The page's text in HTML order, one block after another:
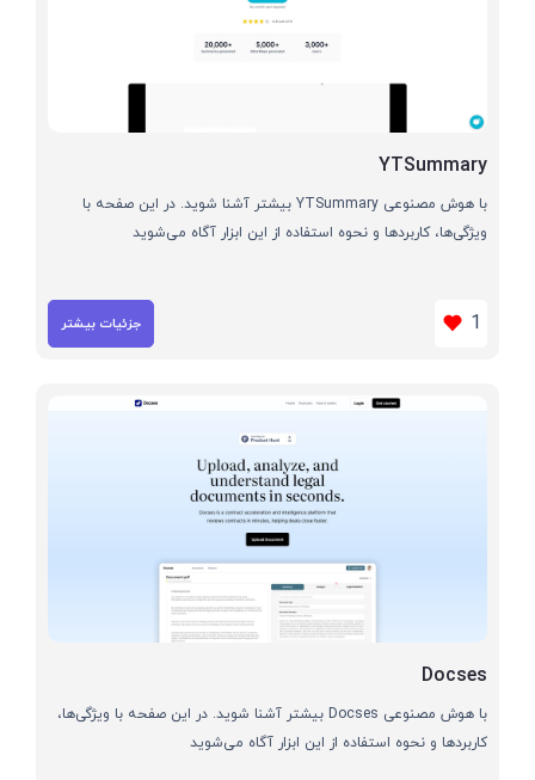
YTSummary
با هوش مصنوعی YTSummary بیشتر آشنا شوید. در این صفحه با
ویژگی‌ها، کاربردها و نحوه استفاده از این ابزار آگاه می‌شوید
1 جزئیات بیشتر
Docses
با هوش مصنوعی Docses بیشتر آشنا شوید. در این صفحه با ویژگی‌ها،
کاربردها و نحوه استفاده از این ابزار آگاه می‌شوید